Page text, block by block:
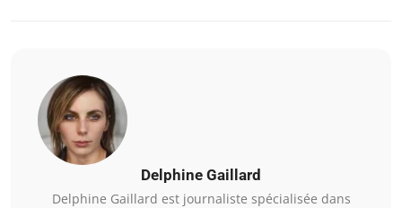
Delphine Gaillard
Delphine Gaillard est journaliste spécialisée dans